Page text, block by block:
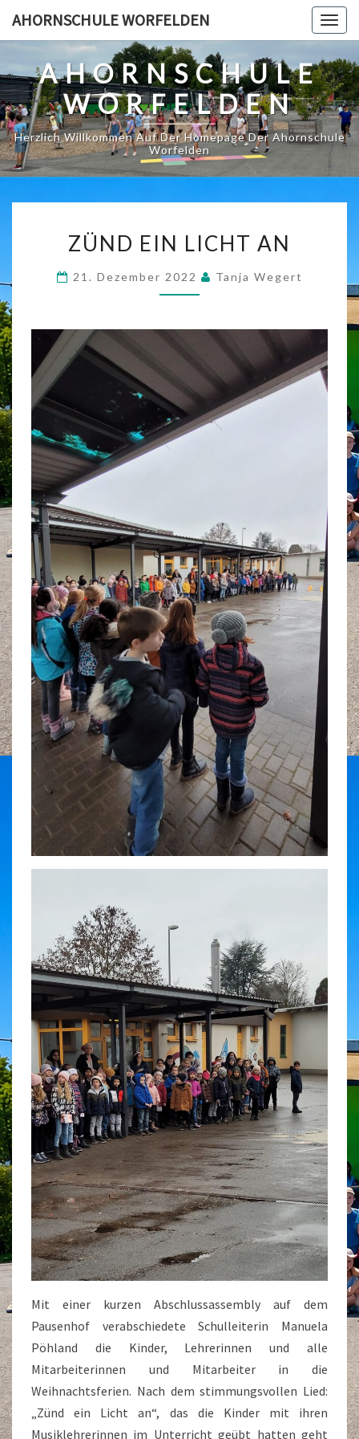
AHORNSCHULE WORFELDEN
AHORNSCHULE
WORFELDEN
Herzlich Willkommen Auf Der Homepage Der Ahornschule
Worfelden
EIN
LICHT
AN
ZÜND EIN LICHT AN
21. Dezember 2022 Tanja Wegert
Mit einer kurzen Abschlussassembly auf dem
Pausenhof verabschiedete Schulleiterin Manuela
Pöhland die Kinder, Lehrerinnen und alle
Mitarbeiterinnen und Mitarbeiter in die
Weihnachtsferien. Nach dem stimmungsvollen Lied:
„Zünd ein Licht an“, das die Kinder mit ihren
Musiklehrerinnen im Unterricht geübt hatten geht